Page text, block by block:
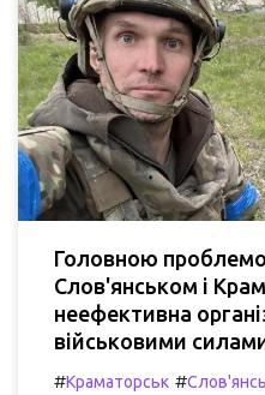
Головною
Слов'янськом і
неефективна
військовими
#Краматорськ #